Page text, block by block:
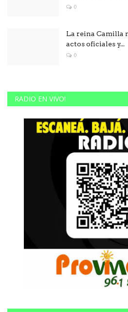
0
La reina Camilla
actos oficiales y...
0
RADIO EN VIVO!